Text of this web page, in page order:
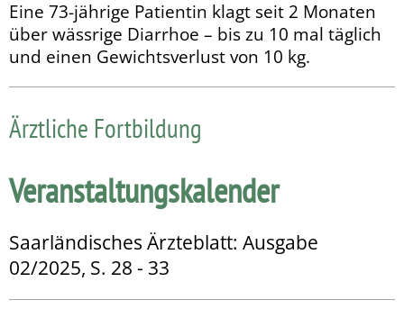
Eine 73-jährige Patientin klagt seit 2 Monaten
über wässrige Diarrhoe – bis zu 10 mal täglich
und einen Gewichtsverlust von 10 kg.
Ärztliche Fortbildung
Veranstaltungskalender
Saarländisches Ärzteblatt: Ausgabe
02/2025, S. 28 - 33